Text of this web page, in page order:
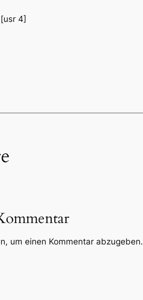
4]
um einen Kommentar abzugeben.